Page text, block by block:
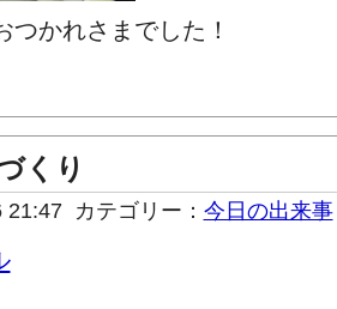
つかれさまでした！
くり
21:47 カテゴリー： 今日の出来事